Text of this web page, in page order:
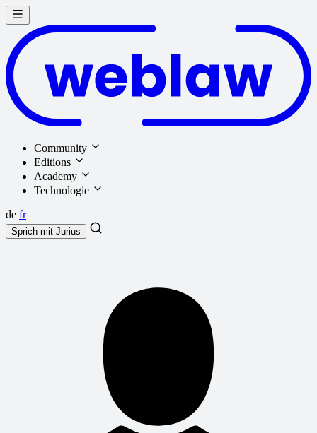
Community
Editions
Academy
Technologie
de fr
Sprich mit Jurius